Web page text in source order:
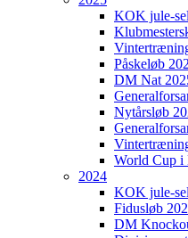
KOK jule-
Påskeløb
DM Nat
Nytårsløb
World Cup i
2024
KOK jule-
Fidusløb
DM